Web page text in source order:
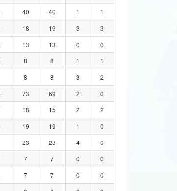
40 40 1
1
18 19 3
3
13 13 0
0
8 8 1
1
8 8 3
2
73 69 2
0
18 15 2
2
19 19 1
0
23 23 4
0
7 7 0
0
7 7 0
0